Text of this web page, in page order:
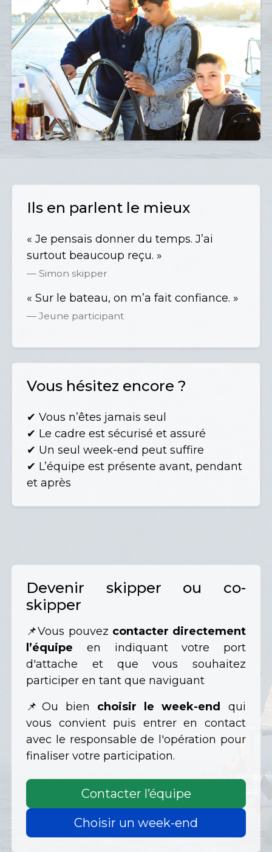
Ils en parlent le mieux
« Je pensais donner du temps. J’ai
surtout beaucoup reçu. »
Simon skipper
« Sur le bateau, on m’a fait confiance. »
Jeune participant
Vous hésitez encore ?
✔ Vous n’êtes jamais seul
✔ Le cadre est sécurisé et assuré
✔ Un seul week-end peut suffire
✔ L’équipe est présente avant, pendant
et après
Devenir skipper ou co-
skipper
📌Vous pouvez contacter directement
l’équipe en indiquant votre port
d'attache et que vous souhaitez
participer en tant que naviguant
📌Ou bien choisir le week-end
qui
vous convient puis entrer en contact
avec le responsable de l'opération pour
finaliser votre participation.
Contacter l’équipe
Choisir un week-end